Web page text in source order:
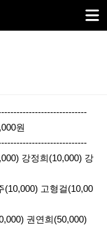
원
강정희(10,000) 강
(10,000) 고형걸(10,00
권연희(50,000)